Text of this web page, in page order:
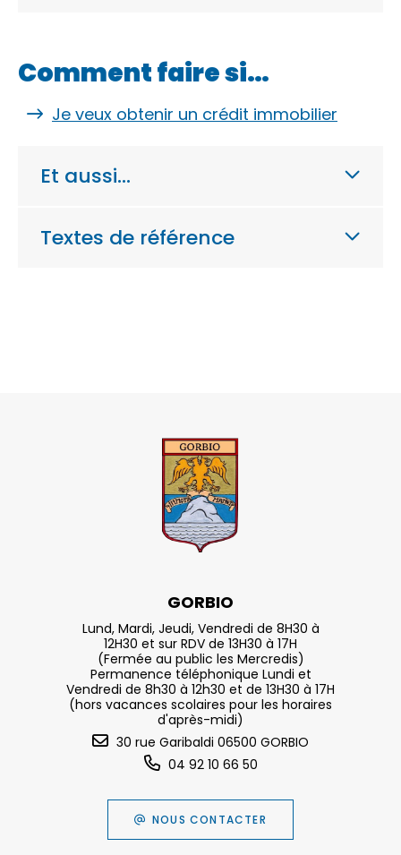
Comment faire si…
Je veux obtenir un crédit immobilier
Et aussi…
Textes de référence
GORBIO
Lund, Mardi, Jeudi, Vendredi de 8H30 à
12H30 et sur RDV de 13H30 à 17H
(Fermée au public les Mercredis)
Permanence téléphonique Lundi et
Vendredi de 8h30 à 12h30 et de 13H30 à 17H
(hors vacances scolaires pour les horaires
d'après-midi)
30 rue Garibaldi 06500 GORBIO
04 92 10 66 50
NOUS CONTACTER